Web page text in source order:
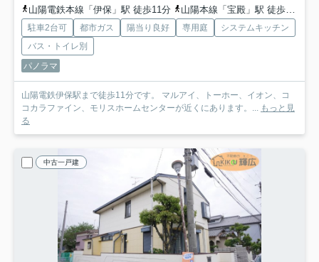
山陽電鉄本線「伊保」駅 徒歩11分
山陽本線「宝殿」駅 徒歩36分
駐車2台可 都市ガス 陽当り良好 専用庭
システムキッチン
バス・トイレ別
パノラマ
山陽電鉄伊保駅まで徒歩11分です。 マルアイ、トーホー、イオン、コ
コカラファイン、モリスホームセンターが近くにあります。...
もっと見
る
中古一戸建